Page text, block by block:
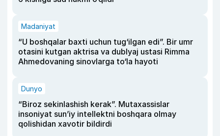
Madaniyat
“U boshqalar baxti uchun tug‘ilgan edi”. Bir umr
otasini kutgan aktrisa va dublyaj ustasi Rimma
Ahmedovaning sinovlarga to‘la hayoti
Dunyo
“Biroz sekinlashish kerak”. Mutaxassislar
insoniyat sun’iy intellektni boshqara olmay
qolishidan xavotir bildirdi